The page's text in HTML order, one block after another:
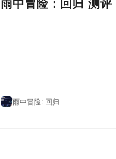
雨中冒险: 回归